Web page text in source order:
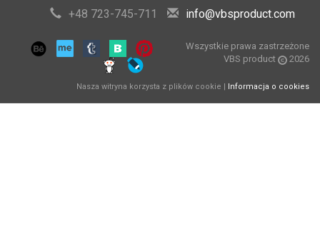
+48 723-745-711 info@vbsproduct.com
Wszystkie prawa zastrzeżone
VBS product
2026
Nasza witryna korzysta z plików cookie | Informacja o cookies